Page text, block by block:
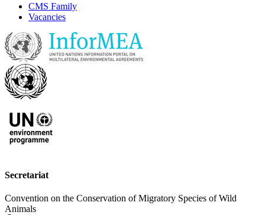
CMS Family
Vacancies
Secretariat
Convention on the Conservation of Migratory Species of Wild
Animals